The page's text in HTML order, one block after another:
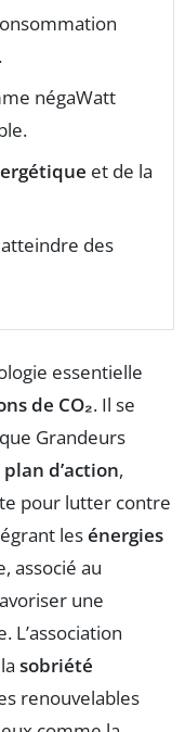
.
négaWatt
et de la
des
essentielle
de CO₂. Il se
Grandeurs
plan d’action,
pour lutter contre
lesénergies
associé au
une
L’association
sobriété
renouvelables